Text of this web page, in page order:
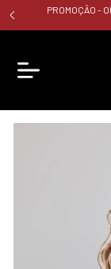
PROMOÇÃO -